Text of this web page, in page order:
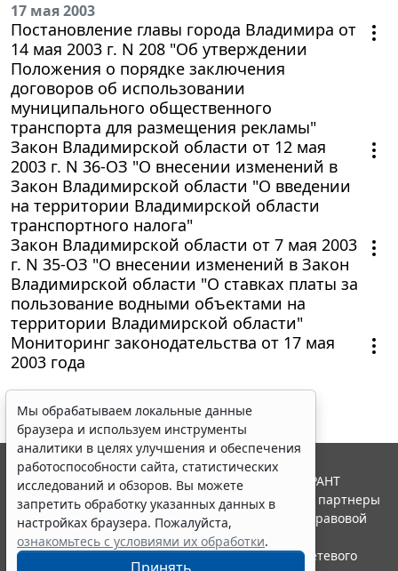
17 мая 2003
Постановление главы города Владимира от
14 мая 2003 г. N 208 "Об утверждении
Положения о порядке заключения
договоров об использовании
муниципального общественного
транспорта для размещения рекламы"
Закон Владимирcкой области от 12 мая
2003 г. N 36-ОЗ "О внесении изменений в
Закон Владимирской области "О введении
на территории Владимирской области
транспортного налога"
Закон Владимирской области от 7 мая 2003
г. N 35-ОЗ "О внесении изменений в Закон
Владимирской области "О ставках платы за
пользование водными объектами на
территории Владимирской области"
Мониторинг законодательства от 17 мая
2003 года
Мы обрабатываем локальные данные
браузера и используем инструменты
аналитики в целях улучшения и обеспечения
работоспособности сайта, статистических
исследований и обзоров. Вы можете
запретить обработку указанных данных в
настройках браузера. Пожалуйста,
ознакомьтесь с условиями их обработки.
© ООО "НПП "ГАРАНТ-СЕРВИС", 2026. Система ГАРАНТ
выпускается с 1990 года. Компания "Гарант" и ее партнеры
являются участниками Российской ассоциации правовой
информации ГАРАНТ.
Портал ГАРАНТ.РУ зарегистрирован в качестве сетевого